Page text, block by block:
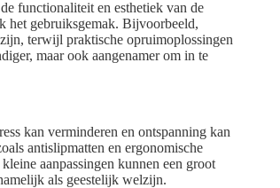
functionaliteit en esthetiek van de
het gebruiksgemak. Bijvoorbeeld,
terwijl praktische opruimoplossingen
maar ook aangenamer om in te
kan verminderen en ontspanning kan
antislipmatten en ergonomische
aanpassingen kunnen een groot
als geestelijk welzijn.